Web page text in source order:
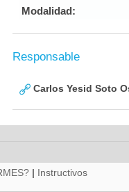
Modalidad:
Responsable
Carlos Yesid Soto
| Instructivos